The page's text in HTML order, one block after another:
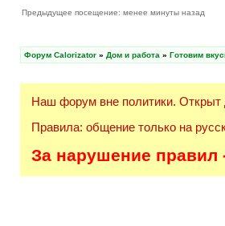
Предыдущее посещение: менее минуты назад
Форум Calorizator » Дом и работа » Готовим
Наш форум вне политики. Открыт
Правила: общение только на
За нарушение правил